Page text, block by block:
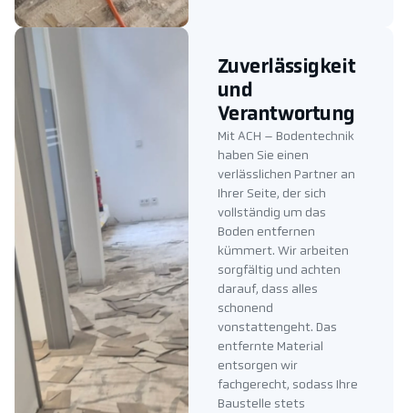
Zuverlässigkeit
und
Verantwortung
Mit ACH – Bodentechnik
haben Sie einen
verlässlichen Partner an
Ihrer Seite, der sich
vollständig um das
Boden entfernen
kümmert. Wir arbeiten
sorgfältig und achten
darauf, dass alles
schonend
vonstattengeht. Das
entfernte Material
entsorgen wir
fachgerecht, sodass Ihre
Baustelle stets